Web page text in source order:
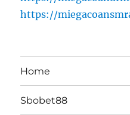
https://
Home
Sbobet88